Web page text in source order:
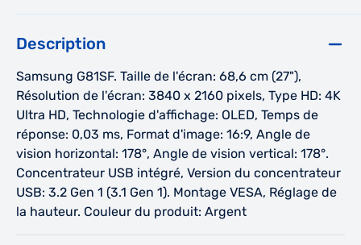
Description
Samsung G81SF. Taille de l'écran: 68,6 cm (27"),
Résolution de l'écran: 3840 x 2160 pixels, Type HD: 4K
Ultra HD, Technologie d'affichage: OLED, Temps de
réponse: 0,03 ms, Format d'image: 16:9, Angle de
vision horizontal: 178°, Angle de vision vertical: 178°.
Concentrateur USB intégré, Version du concentrateur
USB: 3.2 Gen 1 (3.1 Gen 1). Montage VESA, Réglage de
la hauteur. Couleur du produit: Argent